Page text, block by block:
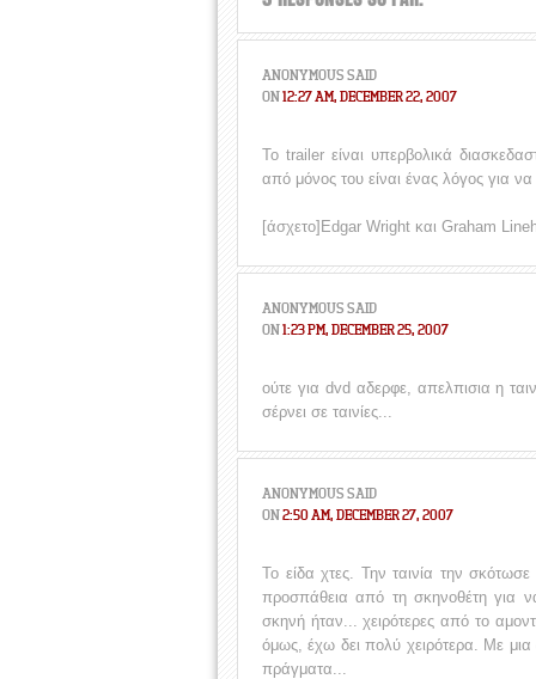
ANONYMOUS SAID
ON12:27 AM, DECEMBER 22, 2007
Το trailer είναι υπερβολικά
από μόνος του είναι ένας λόγος για να
[άσχετο]Edgar Wright και Graham
ANONYMOUS SAID
ON1:23 PM, DECEMBER 25, 2007
ούτε για dvd αδερφε, απελπισια η
σέρνει σε ταινίες...
ANONYMOUS SAID
ON2:50 AM, DECEMBER 27, 2007
Το είδα χτες. Την ταινία την
προσπάθεια από τη σκηνοθέτη για
σκηνή ήταν... χειρότερες από το
όμως, έχω δει πολύ χειρότερα. Με μια
πράγματα...